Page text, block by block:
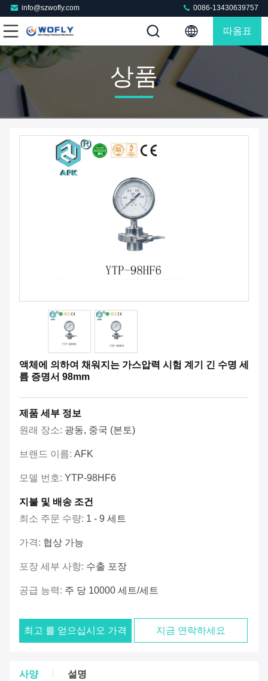
info@szwofly.com 0086-13430639757
따옴표
상품
액체에 의하여 채워지는 가스압력 시험 계기 긴 수명 세
륨 증명서 98mm
제품 세부 정보
원래 장소: 광동, 중국 (본토)
브랜드 이름: AFK
모델 번호: YTP-98HF6
지불 및 배송 조건
최소 주문 수량: 1 - 9 세트
가격: 협상 가능
포장 세부 사항: 수출 포장
공급 능력: 주 당 10000 세트/세트
최고 를 얻으십시오 가격 지금 연락하세요
사양 설명